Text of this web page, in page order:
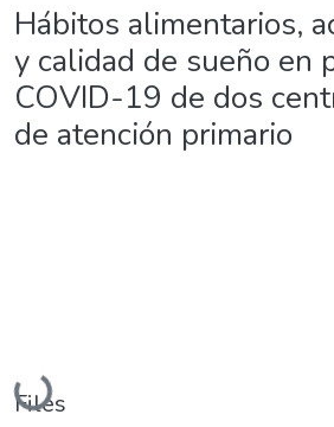
Hábitos alimentarios,
y calidad de sueño en
COVID-19 de dos
de atención primario
Loading...
Files